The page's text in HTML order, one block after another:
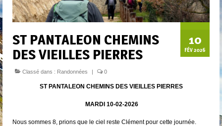
10
FÉV 2026
ST PANTALEON CHEMINS
DES VIEILLES PIERRES
Classé dans : Randonnées | 0
ST PANTALEON CHEMINS DES VIEILLES PIERRES
MARDI 10-02-2026
Nous sommes 8, prions que le ciel reste Clément pour cette journée.